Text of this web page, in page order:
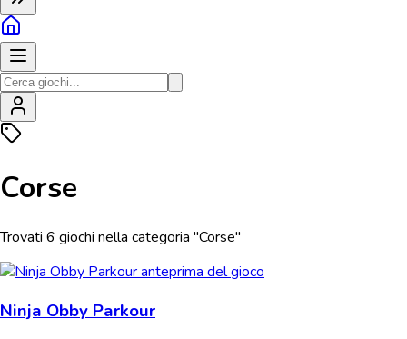
Corse
Trovati 6 giochi nella categoria "Corse"
Ninja Obby Parkour